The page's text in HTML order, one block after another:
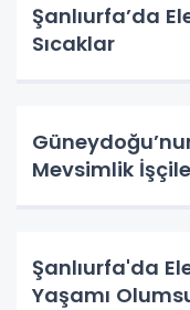
Şanlıurfa’da
Sıcaklar
Mevsimlik
Şanlıurfa'da
Yaşamı